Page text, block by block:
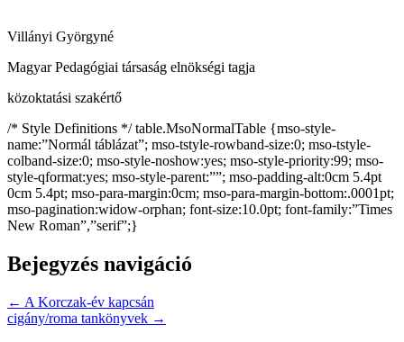
Villányi Györgyné
Magyar Pedagógiai társaság elnökségi tagja
közoktatási szakértő
/* Style Definitions */ table.MsoNormalTable {mso-style-
name:”Normál táblázat”; mso-tstyle-rowband-size:0; mso-tstyle-
colband-size:0; mso-style-noshow:yes; mso-style-priority:99; mso-
style-qformat:yes; mso-style-parent:””; mso-padding-alt:0cm 5.4pt
0cm 5.4pt; mso-para-margin:0cm; mso-para-margin-bottom:.0001pt;
mso-pagination:widow-orphan; font-size:10.0pt; font-family:”Times
New Roman”,”serif”;}
Bejegyzés navigáció
← A Korczak-év kapcsán
cigány/roma tankönyvek →